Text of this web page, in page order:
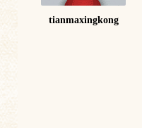
tianmaxingkong